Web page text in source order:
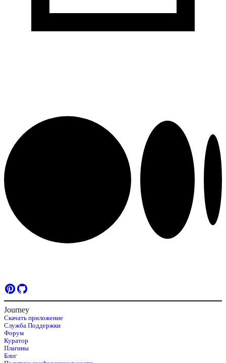
Journey
Скачать приложение
Служба Поддержки
Форум
Куратор
Плагины
Блог